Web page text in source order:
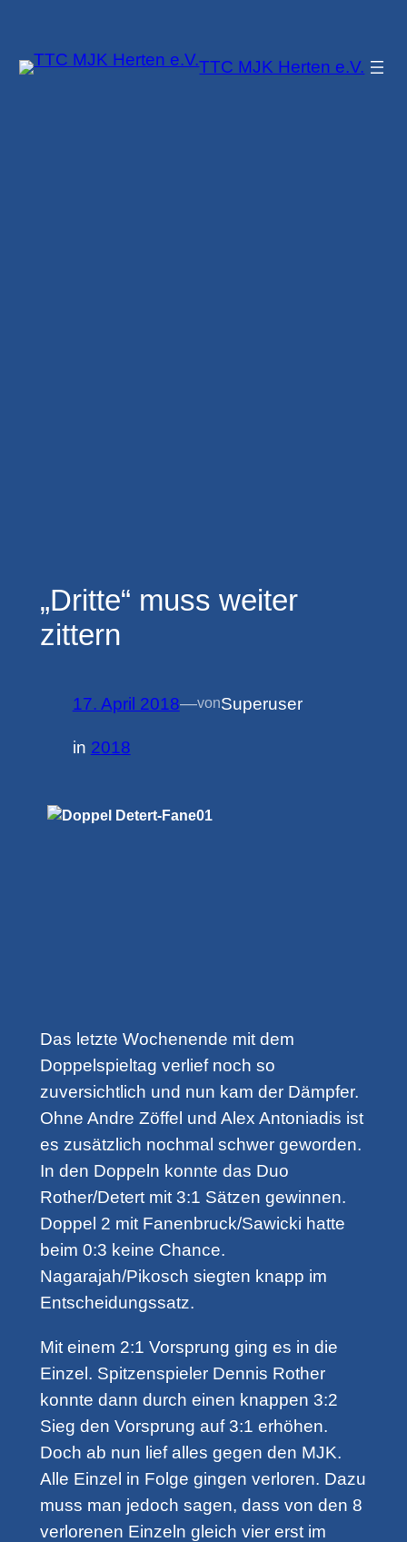
springen
TTC MJK Herten e.V.
„Dritte“ muss weiter
zittern
17. April 2018—vonSuperuser
in 2018
Das letzte Wochenende mit dem
Doppelspieltag verlief noch so
zuversichtlich und nun kam der Dämpfer.
Ohne Andre Zöffel und Alex Antoniadis ist
es zusätzlich nochmal schwer geworden.
In den Doppeln konnte das Duo
Rother/Detert mit 3:1 Sätzen gewinnen.
Doppel 2 mit Fanenbruck/Sawicki hatte
beim 0:3 keine Chance.
Nagarajah/Pikosch siegten knapp im
Entscheidungssatz.
Mit einem 2:1 Vorsprung ging es in die
Einzel. Spitzenspieler Dennis Rother
konnte dann durch einen knappen 3:2
Sieg den Vorsprung auf 3:1 erhöhen.
Doch ab nun lief alles gegen den MJK.
Alle Einzel in Folge gingen verloren. Dazu
muss man jedoch sagen, dass von den 8
verlorenen Einzeln gleich vier erst im